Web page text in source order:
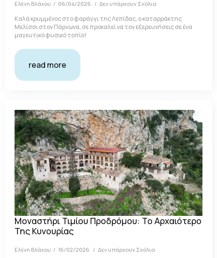
Ελένη Βλάχου 06/04/2026 Δεν υπάρχουν Σχόλια
Καλά κρυμμένος στο φαράγγι της Λεπίδας, ο καταρράκτης
Μελίσσι στον Πάρνωνα, σε προκαλεί να τον εξερευνήσεις σε ένα
μαγευτικό φυσικό τοπίο!
read more
Μοναστήρι Τιμίου Προδρόμου: Το Αρχαιότερο
Της Κυνουρίας
Ελένη Βλάχου 16/02/2026 Δεν υπάρχουν Σχόλια